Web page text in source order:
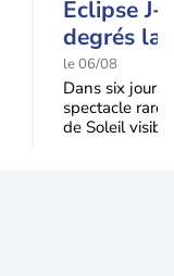
Eclipse J-
degrés la
t-elle
l'éclipse
le 06/08
Dans six
spectacle rare
de Soleil